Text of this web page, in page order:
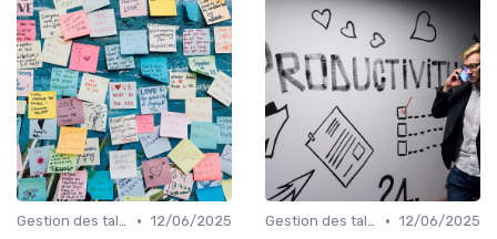
Gestion des talents IT • 12/06/2025
Gestion des talents IT • 12/06/2025